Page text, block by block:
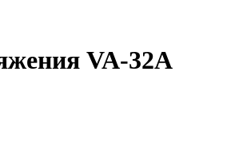
VA-32A